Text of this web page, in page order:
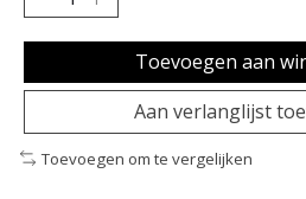
Toevoegen aan
Aan verlanglijst
Toevoegen om te vergelijken